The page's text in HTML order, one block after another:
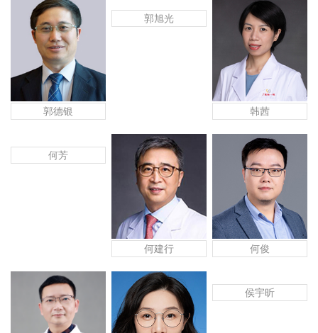
郭德银
郭旭光
韩茜
何芳
何建行 何俊
侯宇昕